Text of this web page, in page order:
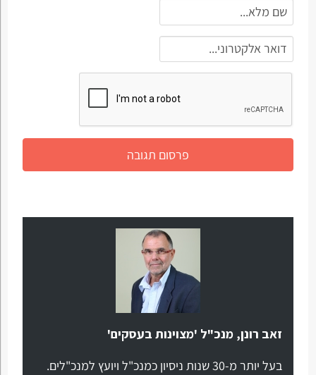
זאב רונן, מנכ"ל 'מצוינות בעסקים'
בעל יותר מ-30 שנות ניסיון כמנכ"ל ויועץ למנכ"לים.